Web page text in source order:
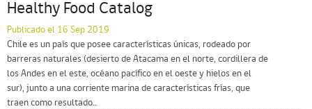
Healthy Food Catalog
Publicado el 16 Sep 2019
Chile es un país que posee características únicas, rodeado por
barreras naturales (desierto de Atacama en el norte, cordillera de
los Andes en el este, océano pacífico en el oeste y hielos en el
sur), junto a una corriente marina de características frías, que
traen como resultado...